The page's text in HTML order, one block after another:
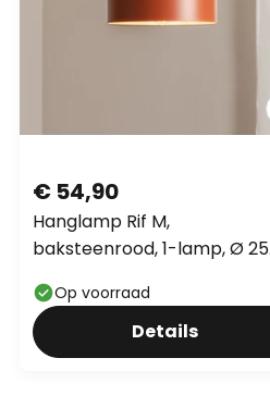
€ 54,90
Hanglamp Rif M,
baksteenrood, 1-lamp, Ø 25
Op voorraad
Details